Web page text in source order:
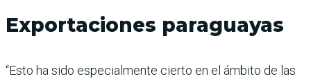
Exportaciones paraguayas
“Esto ha sido especialmente cierto en el ámbito de las